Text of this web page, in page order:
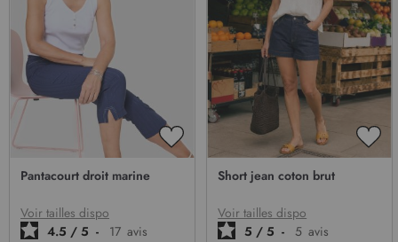
AJOUTER
D’ENVIE
Pantacourt droit marine
Voir tailles dispo
4.5 / 5 - 17 avis
Short jean coton brut
Voir tailles dispo
5 / 5 - 5 avis